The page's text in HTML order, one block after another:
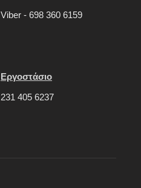
Viber - 698 360 6159
Εργοστάσιο
231 405 6237